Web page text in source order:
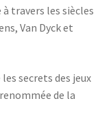
à travers les siècles
Van Dyck et
secrets des jeux
de la